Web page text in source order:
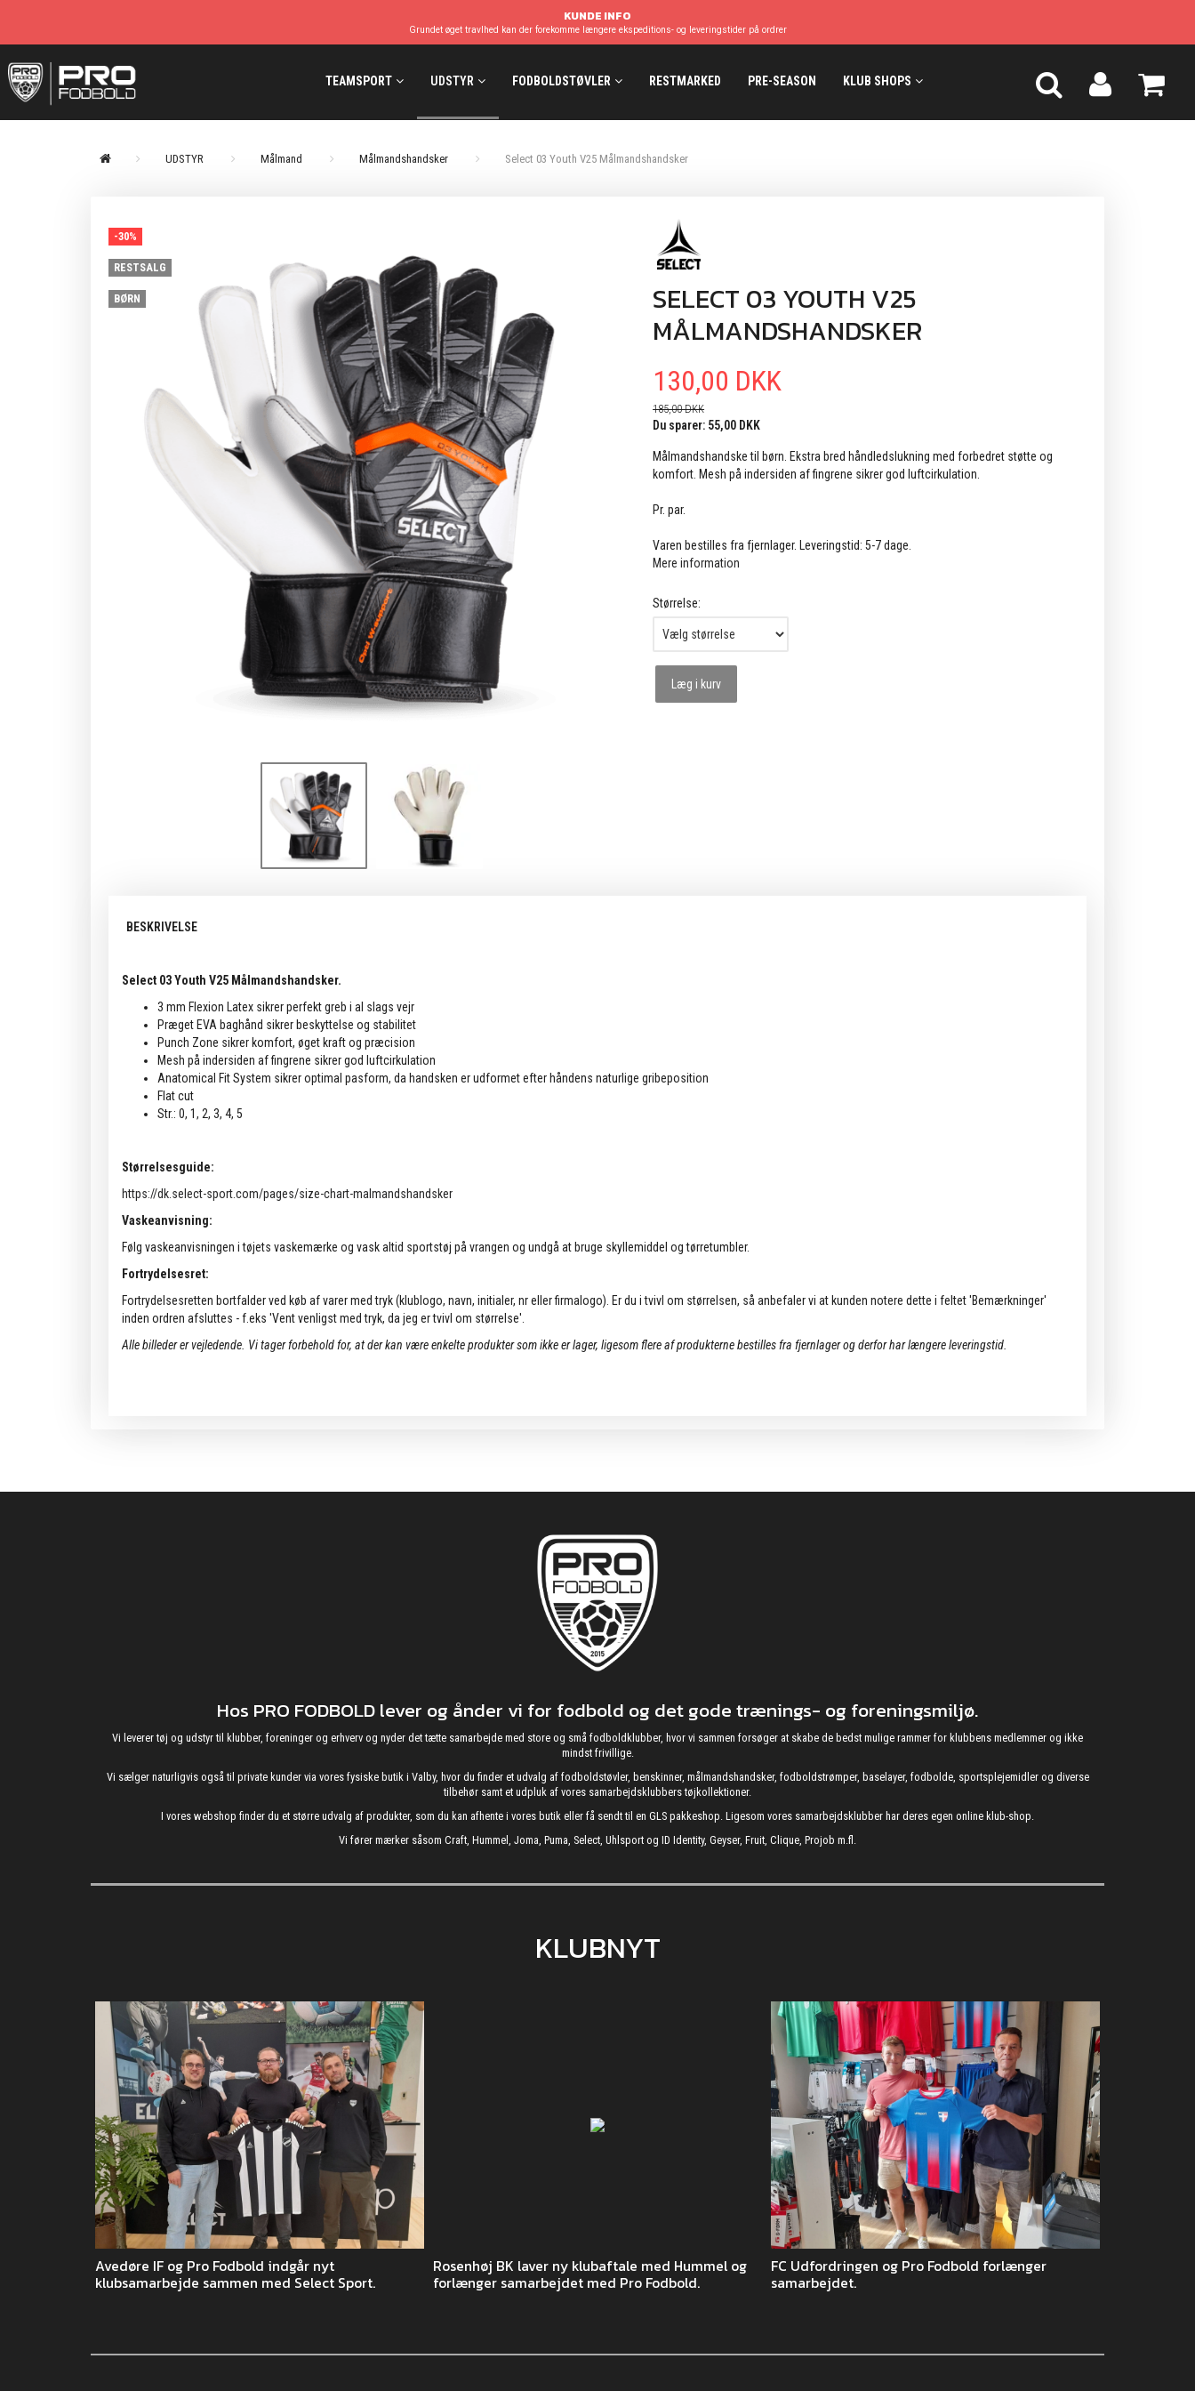
KUNDE INFO
Grundet øget travlhed kan der forekomme længere ekspeditions- og leveringstider på ordrer
TEAMSPORT UDSTYR FODBOLDSTØVLER RESTMARKED PRE-SEASON KLUB SHOPS
UDSTYR Målmand Målmandshandsker Select 03 Youth V25 Målmandshandsker
-30%
RESTSALG
BØRN
SELECT 03 YOUTH V25
MÅLMANDSHANDSKER
130,00 DKK
185,00 DKK
Du sparer: 55,00 DKK
Målmandshandske til børn. Ekstra bred håndledslukning med forbedret støtte og
komfort. Mesh på indersiden af fingrene sikrer god luftcirkulation.
Pr. par.
Varen bestilles fra fjernlager. Leveringstid: 5-7 dage.
Mere information
Størrelse:
Læg i kurv
BESKRIVELSE
Select 03 Youth V25 Målmandshandsker.
3 mm Flexion Latex sikrer perfekt greb i al slags vejr
Præget EVA baghånd sikrer beskyttelse og stabilitet
Punch Zone sikrer komfort, øget kraft og præcision
Mesh på indersiden af fingrene sikrer god luftcirkulation
Anatomical Fit System sikrer optimal pasform, da handsken er udformet efter håndens naturlige gribeposition
Flat cut
Str.: 0, 1, 2, 3, 4, 5
Størrelsesguide:
https://dk.select-sport.com/pages/size-chart-malmandshandsker
Vaskeanvisning:
Følg vaskeanvisningen i tøjets vaskemærke og vask altid sportstøj på vrangen og undgå at bruge skyllemiddel og tørretumbler.
Fortrydelsesret:
Fortrydelsesretten bortfalder ved køb af varer med tryk (klublogo, navn, initialer, nr eller firmalogo). Er du i tvivl om størrelsen, så anbefaler vi at kunden notere dette i feltet 'Bemærkninger'
inden ordren afsluttes - f.eks 'Vent venligst med tryk, da jeg er tvivl om størrelse'.
Alle billeder er vejledende. Vi tager forbehold for, at der kan være enkelte produkter som ikke er lager, ligesom flere af produkterne bestilles fra fjernlager og derfor har længere leveringstid.
Hos PRO FODBOLD lever og ånder vi for fodbold og det gode trænings- og foreningsmiljø.
Vi leverer tøj og udstyr til klubber, foreninger og erhverv og nyder det tætte samarbejde med store og små fodboldklubber, hvor vi sammen forsøger at skabe de bedst mulige rammer for klubbens medlemmer og ikke
mindst frivillige.
Vi sælger naturligvis også til private kunder via vores fysiske butik i Valby, hvor du finder et udvalg af fodboldstøvler, benskinner, målmandshandsker, fodboldstrømper, baselayer, fodbolde, sportsplejemidler og diverse
tilbehør samt et udpluk af vores samarbejdsklubbers tøjkollektioner.
I vores webshop finder du et større udvalg af produkter, som du kan afhente i vores butik eller få sendt til en GLS pakkeshop. Ligesom vores samarbejdsklubber har deres egen online klub-shop.
Vi fører mærker såsom Craft, Hummel, Joma, Puma, Select, Uhlsport og ID Identity, Geyser, Fruit, Clique, Projob m.fl.
KLUBNYT
Avedøre IF og Pro Fodbold indgår nyt
klubsamarbejde sammen med Select Sport.
Rosenhøj BK laver ny klubaftale med Hummel og
forlænger samarbejdet med Pro Fodbold.
FC Udfordringen og Pro Fodbold forlænger
samarbejdet.